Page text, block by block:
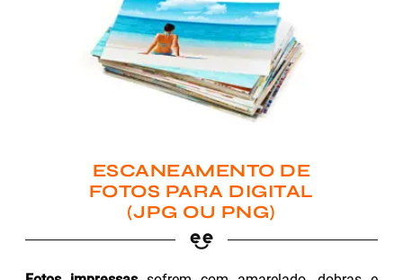
ESCANEAMENTO DE
FOTOS PARA DIGITAL
(JPG OU PNG)